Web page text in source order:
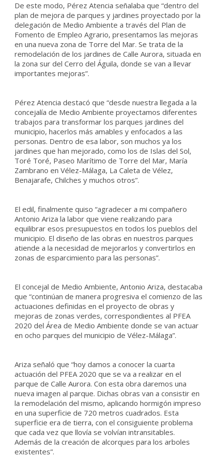
De este modo, Pérez Atencia señalaba que “dentro del
plan de mejora de parques y jardines proyectado por la
delegación de Medio Ambiente a través del Plan de
Fomento de Empleo Agrario, presentamos las mejoras
en una nueva zona de Torre del Mar. Se trata de la
remodelación de los jardines de Calle Aurora, situada en
la zona sur del Cerro del Águila, donde se van a llevar
importantes mejoras”.
Pérez Atencia destacó que “desde nuestra llegada a la
concejalía de Medio Ambiente proyectamos diferentes
trabajos para transformar los parques jardines del
municipio, hacerlos más amables y enfocados a las
personas. Dentro de esa labor, son muchos ya los
jardines que han mejorado, como los de Islas del Sol,
Toré Toré, Paseo Marítimo de Torre del Mar, María
Zambrano en Vélez-Málaga, La Caleta de Vélez,
Benajarafe, Chilches y muchos otros”.
El edil, finalmente quiso “agradecer a mi compañero
Antonio Ariza la labor que viene realizando para
equilibrar esos presupuestos en todos los pueblos del
municipio. El diseño de las obras en nuestros parques
atiende a la necesidad de mejorarlos y convertirlos en
zonas de esparcimiento para las personas”.
El concejal de Medio Ambiente, Antonio Ariza, destacaba
que “continúan de manera progresiva el comienzo de las
actuaciones definidas en el proyecto de obras y
mejoras de zonas verdes, correspondientes al PFEA
2020 del Área de Medio Ambiente donde se van actuar
en ocho parques del municipio de Vélez-Málaga”.
Ariza señaló que “hoy damos a conocer la cuarta
actuación del PFEA 2020 que se va a realizar en el
parque de Calle Aurora. Con esta obra daremos una
nueva imagen al parque. Dichas obras van a consistir en
la remodelación del mismo, aplicando hormigón impreso
en una superficie de 720 metros cuadrados. Esta
superficie era de tierra, con el consiguiente problema
que cada vez que llovía se volvían intransitables.
Además de la creación de alcorques para los arboles
existentes”.